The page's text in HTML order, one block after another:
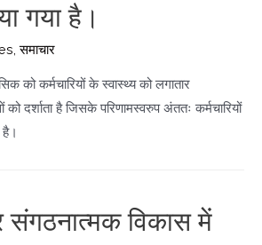
गया है।
,समाचार
को कर्मचारियों के स्वास्थ्य को लगातार
दर्शाता है जिसके परिणामस्वरुप अंततः कर्मचारियों
है।
संगठनात्मक विकास में